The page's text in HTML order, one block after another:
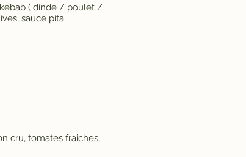
kebab ( dinde / poulet /
sauce pita
cru, tomates fraiches,